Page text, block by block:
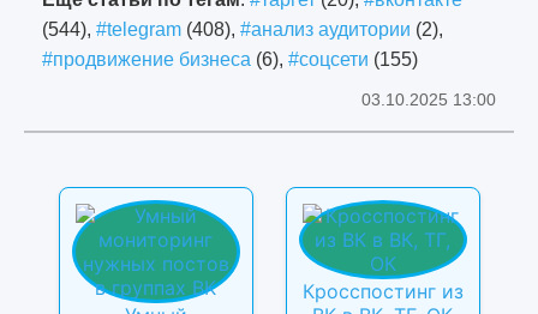
(544), #telegram (408), #анализ аудитории (2),
#продвижение бизнеса (6), #соцсети (155)
03.10.2025 13:00
Кросспостинг из